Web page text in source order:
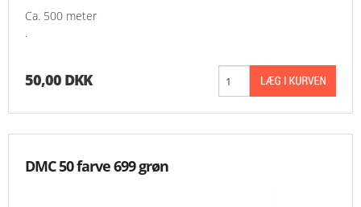
Ca. 500 meter
.
50,00 DKK
DMC 50 farve 699 grøn